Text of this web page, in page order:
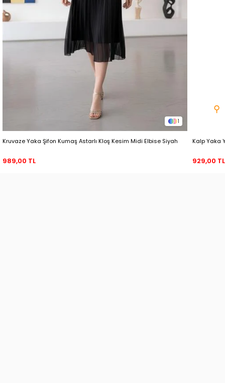
1
Kruvaze Yaka Şifon Kumaş Astarlı Kloş Kesim Midi Elbise Siyah
989,00 TL
Kalp Yaka
929,00 TL
⚲